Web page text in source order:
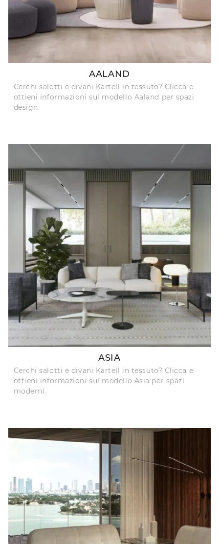
AALAND
Cerchi salotti e divani Kartell in tessuto? Clicca e
ottieni informazioni sul modello Aaland per spazi
design.
ASIA
Cerchi salotti e divani Kartell in tessuto? Clicca e
ottieni informazioni sul modello Asia per spazi
moderni.